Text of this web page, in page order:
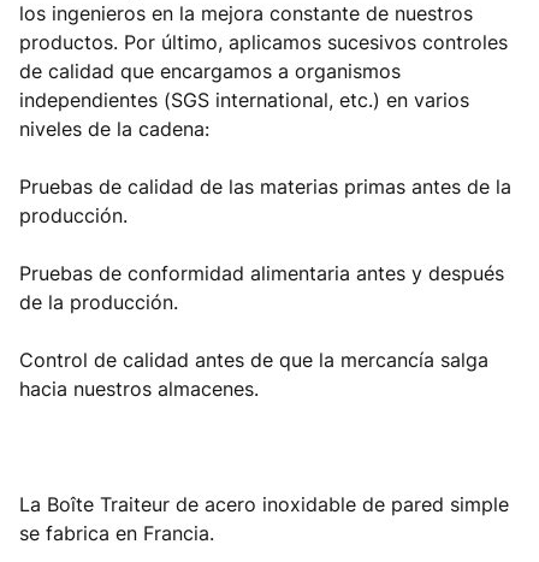
los ingenieros en la mejora constante de nuestros
productos. Por último, aplicamos sucesivos controles
de calidad que encargamos a organismos
independientes (SGS international, etc.) en varios
niveles de la cadena:
Pruebas de calidad de las materias primas antes de la
producción.
Pruebas de conformidad alimentaria antes y después
de la producción.
Control de calidad antes de que la mercancía salga
hacia nuestros almacenes.
La Boîte Traiteur de acero inoxidable de pared simple
se fabrica en Francia.